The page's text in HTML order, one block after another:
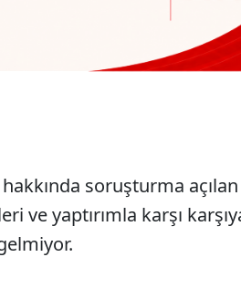
soruşturma açılan
ve yaptırımla karşı